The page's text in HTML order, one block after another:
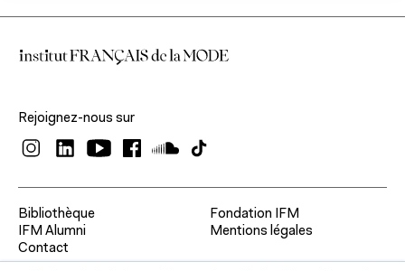
Bibliothèque
Fondation IFM
IFM Alumni
Mentions légales
Contact
Rejoignez-nous sur